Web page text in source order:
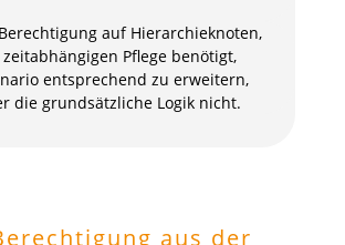
auf Hierarchieknoten,
Pflege benötigt,
entsprechend zu erweitern,
die grundsätzliche Logik nicht.
aus der